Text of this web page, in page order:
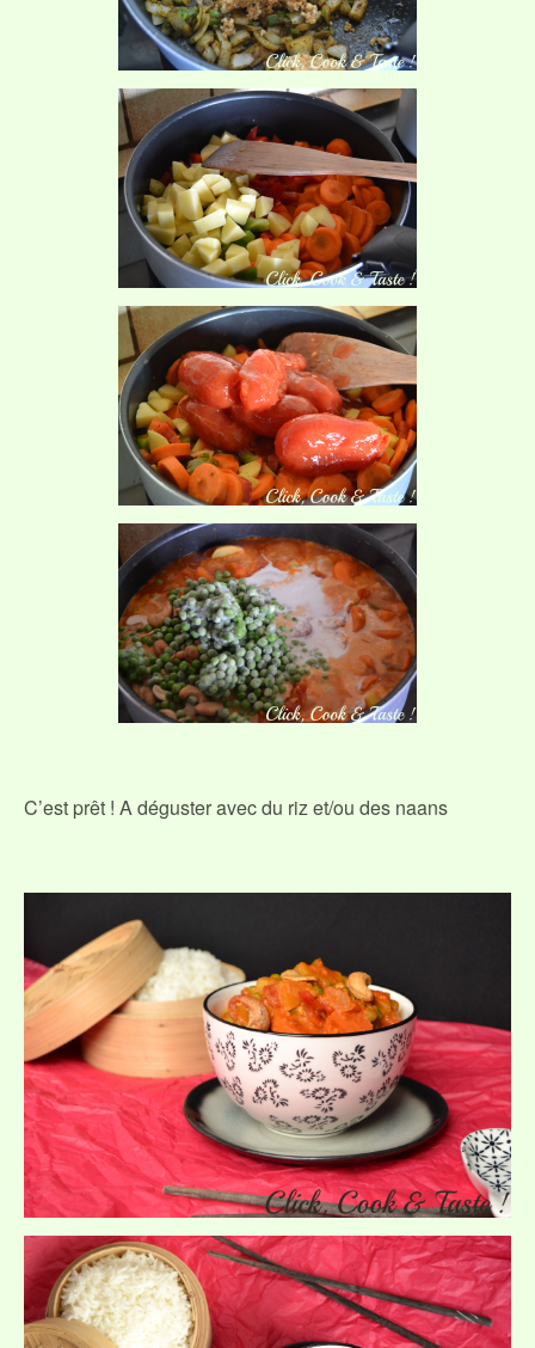
C’est prêt ! A déguster avec du riz et/ou des naans